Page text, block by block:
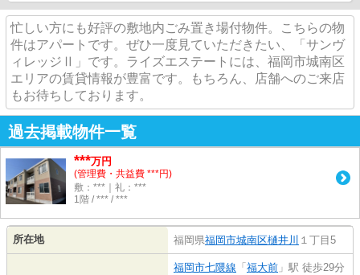
忙しい方にも好評の敷地内ごみ置き場付物件。こちらの物
件はアパートです。ぜひ一度見ていただきたい、「サンヴ
ィレッジⅡ」です。ライズエステートには、福岡市城南区
エリアの賃貸情報が豊富です。もちろん、店舗へのご来店
もお待ちしております。
過去掲載物件一覧
***万円
(管理費・共益費 ***円)
敷：***｜礼：***
1階 / *** / ***
所在地 福岡県福岡市城南区樋井川 １丁目5
福岡市七隈線 「 福大前 」駅 徒歩29分